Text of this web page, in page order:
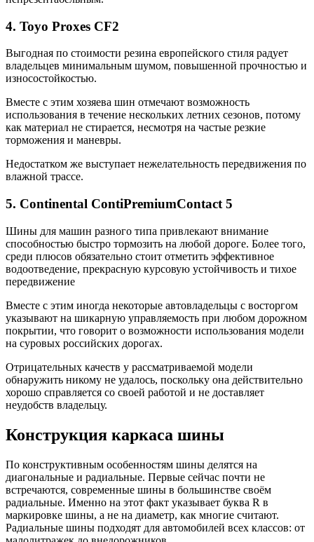
4. Toyo Proxes CF2
Выгодная по стоимости резина европейского стиля радует
владельцев минимальным шумом, повышенной прочностью и
износостойкостью.
Вместе с этим хозяева шин отмечают возможность
использования в течение нескольких летних сезонов, потому
как материал не стирается, несмотря на частые резкие
торможения и маневры.
Недостатком же выступает нежелательность передвижения по
влажной трассе.
5. Continental ContiPremiumContact 5
Шины для машин разного типа привлекают внимание
способностью быстро тормозить на любой дороге. Более того,
среди плюсов обязательно стоит отметить эффективное
водоотведение, прекрасную курсовую устойчивость и тихое
передвижение
Вместе с этим иногда некоторые автовладельцы с восторгом
указывают на шикарную управляемость при любом дорожном
покрытии, что говорит о возможности использования модели
на суровых российских дорогах.
Отрицательных качеств у рассматриваемой модели
обнаружить никому не удалось, поскольку она действительно
хорошо справляется со своей работой и не доставляет
неудобств владельцу.
Конструкция каркаса шины
По конструктивным особенностям шины делятся на
диагональные и радиальные. Первые сейчас почти не
встречаются, современные шины в большинстве своём
радиальные. Именно на этот факт указывает буква R в
маркировке шины, а не на диаметр, как многие считают.
Радиальные шины подходят для автомобилей всех классов: от